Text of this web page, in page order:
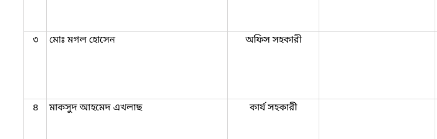
৩ মোঃ মগল হোসেন অফিস সহকারী
৪ মাকসুদ আহমেদ এখলাছ কার্য সহকারী